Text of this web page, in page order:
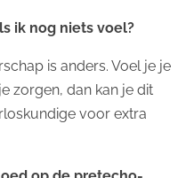
ik nog niets voel?
is anders. Voel je je
zorgen, dan kan je dit
voor extra